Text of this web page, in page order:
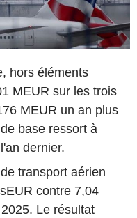
hors éléments
MEUR sur les trois
MEUR un an plus
base ressort à
dernier.
transport aérien
contre 7,04
Le résultat